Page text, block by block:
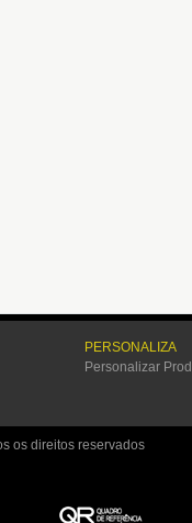
PERSONALIZA
Personalizar
os direitos reservados